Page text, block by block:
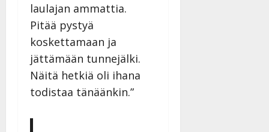
laulajan ammattia.
Pitää pystyä
koskettamaan ja
jättämään tunnejälki.
Näitä hetkiä oli ihana
todistaa tänäänkin.”